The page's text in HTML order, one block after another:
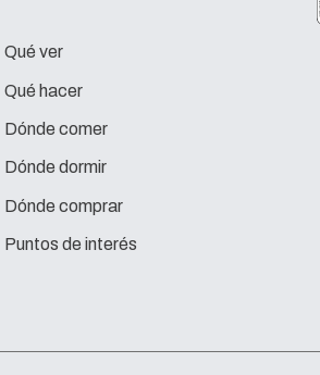
Qué ver
Qué hacer
Dónde comer
Dónde dormir
Dónde comprar
Puntos de interés